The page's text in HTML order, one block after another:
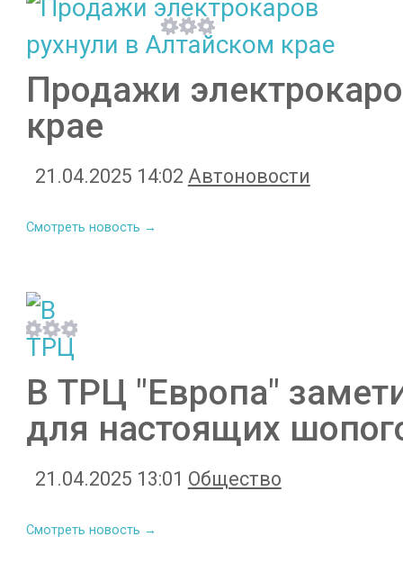
Продажи
крае
21.04.2025 14:02 Автоновости
Смотреть новость →
В ТРЦ "Европа"
для настоящих
21.04.2025 13:01 Общество
Смотреть новость →